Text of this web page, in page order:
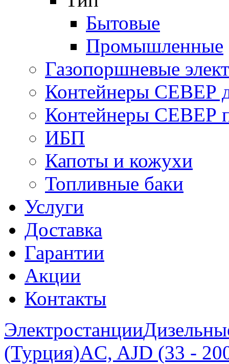
Бытовые
Промышленные
Газопоршневые
Контейнеры СЕВЕР
Контейнеры СЕВЕР
ИБП
Капоты и кожухи
Топливные баки
Услуги
Доставка
Гарантии
Акции
Контакты
Электростанции
(Турция)AC, AJD (33 -